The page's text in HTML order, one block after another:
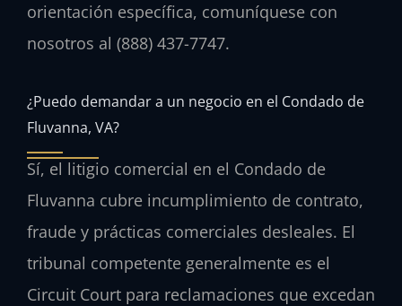
orientación específica, comuníquese con
nosotros al (888) 437-7747.
¿Puedo demandar a un negocio en el Condado de
Fluvanna, VA?
Sí, el litigio comercial en el Condado de
Fluvanna cubre incumplimiento de contrato,
fraude y prácticas comerciales desleales. El
tribunal competente generalmente es el
Circuit Court para reclamaciones que excedan